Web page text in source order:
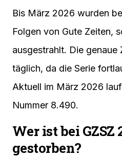
Bis März 2026 wurden
Folgen von Gute Zeiten,
ausgestrahlt. Die genaue
täglich, da die Serie
Aktuell im März 2026
Nummer 8.490.
Wer ist bei GZSZ
gestorben?